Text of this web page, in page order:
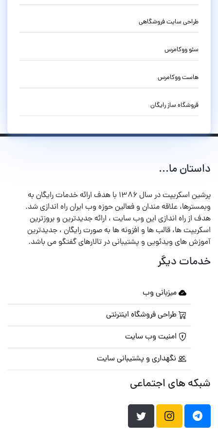
طراحی سایت فروشگاهی
سئو ووکامرس
هاست ووکامرس
فروشگاه ساز رایگان
داستان ما...
پرشین اسکریپت در سال ۱۳۸۶ با هدف ارائه خدمات رایگان به
وبمسترها، علاقه مندان و فعالین حوزه وب ایران راه اندازی شد.
هدف از راه اندازی این وب سایت ، ارائه جدیدترین و بروزترین
اسکریپت ها، قالب ها و افزونه ها به صورت رایگان ، جدیدترین
آموزش های ویدئویی و پشتیبانی در تالارهای گفتگو می باشد.
خدمات دیگر
میزبانی وب
طراحی فروشگاه اینترنتی
امنیت وب سایت
نگهداری و پشتیبانی سایت
شبکه های اجتماعی